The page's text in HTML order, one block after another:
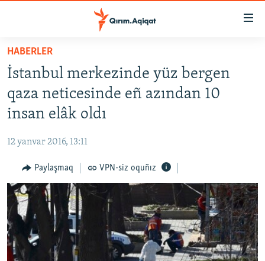
Esas
mündericege
qaytmaq
Baş
navigatsiyağa
qaytmaq
Qıdıruvğa
qaytmaq
HABERLER
İQTİSADİYAT
MEDENİYET
İNSAN AQLARI
VİDEO
SÜRET
BLOGLAR
FİKİR
HABERLER
İstanbul merkezinde yüz bergen
qaza neticesinde eñ azından 10
insan elâk oldı
12 yanvar 2016, 13:11
Paylaşmaq VPN-siz oquñız